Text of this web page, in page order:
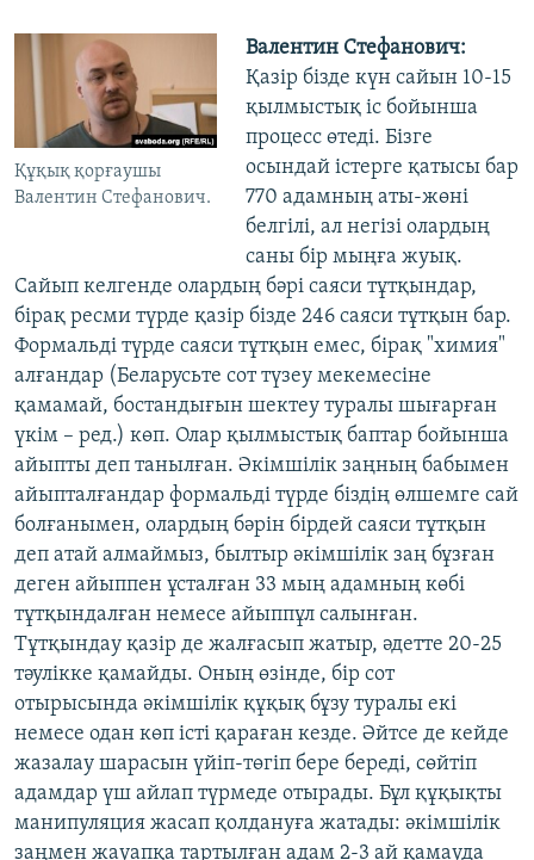
Құқық қорғаушы
Валентин Стефанович.
Валентин Стефанович:
Қазір бізде күн сайын 10-15
қылмыстық іс бойынша
процесс өтеді. Бізге
осындай істерге қатысы бар
770 адамның аты-жөні
белгілі, ал негізі олардың
саны бір мыңға жуық.
Сайып келгенде олардың бәрі саяси тұтқындар,
бірақ ресми түрде қазір бізде 246 саяси тұтқын бар.
Формальді түрде саяси тұтқын емес, бірақ "химия"
алғандар (Беларусьте сот түзеу мекемесіне
қамамай, бостандығын шектеу туралы шығарған
үкім – ред.) көп. Олар қылмыстық баптар бойынша
айыпты деп танылған. Әкімшілік заңның бабымен
айыпталғандар формальді түрде біздің өлшемге сай
болғанымен, олардың бәрін бірдей саяси тұтқын
деп атай алмаймыз, былтыр әкімшілік заң бұзған
деген айыппен ұсталған 33 мың адамның көбі
тұтқындалған немесе айыппұл салынған.
Тұтқындау қазір де жалғасып жатыр, әдетте 20-25
тәулікке қамайды. Оның өзінде, бір сот
отырысында әкімшілік құқық бұзу туралы екі
немесе одан көп істі қараған кезде. Әйтсе де кейде
жазалау шарасын үйіп-төгіп бере береді, сөйтіп
адамдар үш айлап түрмеде отырады. Бұл құқықты
манипуляция жасап қолдануға жатады: әкімшілік
заңмен жауапқа тартылған адам 2-3 ай қамауда